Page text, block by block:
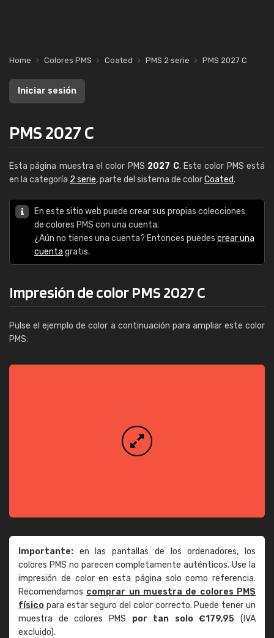
Home Colores PMS Coated PMS 2 serie PMS 2027 C
Iniciar sesión
PMS 2027 C
Esta página muestra el color PMS 2027 C. Este color PMS está
en la categoría 2 serie, parte del sistema de colorCoated.
En este sitio web puede crear sus propias colecciones
de colores PMS con una cuenta.
¿Aún no tienes una cuenta? Entonces puedes crear una
cuenta gratis.
Impresión de color PMS 2027 C
Pulse el ejemplo de color a continuación para ampliar este color
PMS:
Importante: en las pantallas de los ordenadores, los
colores PMS no parecen completamente auténticos. Use la
impresión de color en esta página solo como referencia.
Recomendamos comprar un muestra de colores PMS
físico para estar seguro del color correcto. Puede tener un
muestra de colores PMS por tan solo €179,95 (IVA
excluido).